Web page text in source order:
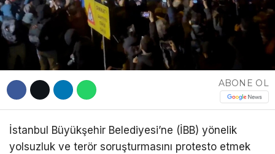
WhatsApp İhbar
Hattı
Facebook
EĞITIM
DIĞER
ABONE OL
İstanbul Büyükşehir Belediyesi’ne (İBB) yönelik
yolsuzluk ve terör soruşturmasını protesto etmek